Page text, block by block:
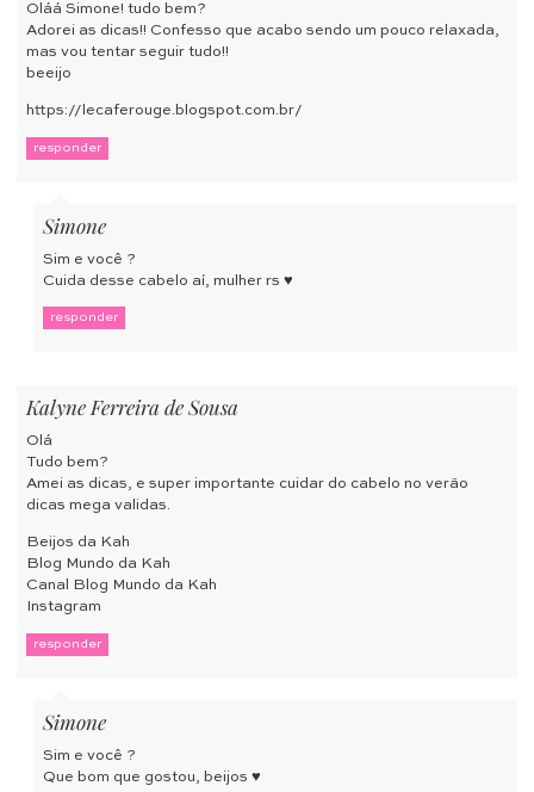
Oláá Simone! tudo bem?
Adorei as dicas!! Confesso que acabo sendo um pouco relaxada,
mas vou tentar seguir tudo!!
beeijo
https://lecaferouge.blogspot.com.br/
responder
Simone
Sim e você ?
Cuida desse cabelo aí, mulher rs ♥
responder
Kalyne Ferreira de Sousa
Olá
Tudo bem?
Amei as dicas, e super importante cuidar do cabelo no verão
dicas mega validas.
Beijos da Kah
Blog Mundo da Kah
Canal Blog Mundo da Kah
Instagram
responder
Simone
Sim e você ?
Que bom que gostou, beijos ♥